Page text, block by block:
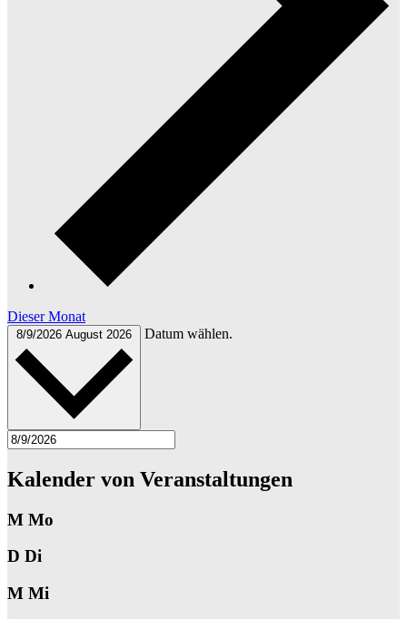
Dieser Monat
8/9/2026 August 2026 Datum wählen.
Kalender von Veranstaltungen
M Mo
D Di
M Mi